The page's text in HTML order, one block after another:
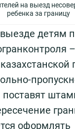
на выезд
ребенка за границу
детям
оформлять